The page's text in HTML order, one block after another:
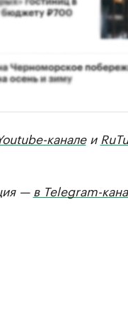
каналеи
—в Telegram-